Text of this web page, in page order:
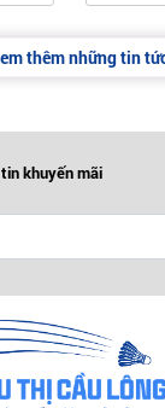
Địa Chỉ ..
thêm những tin
khuyến mãi